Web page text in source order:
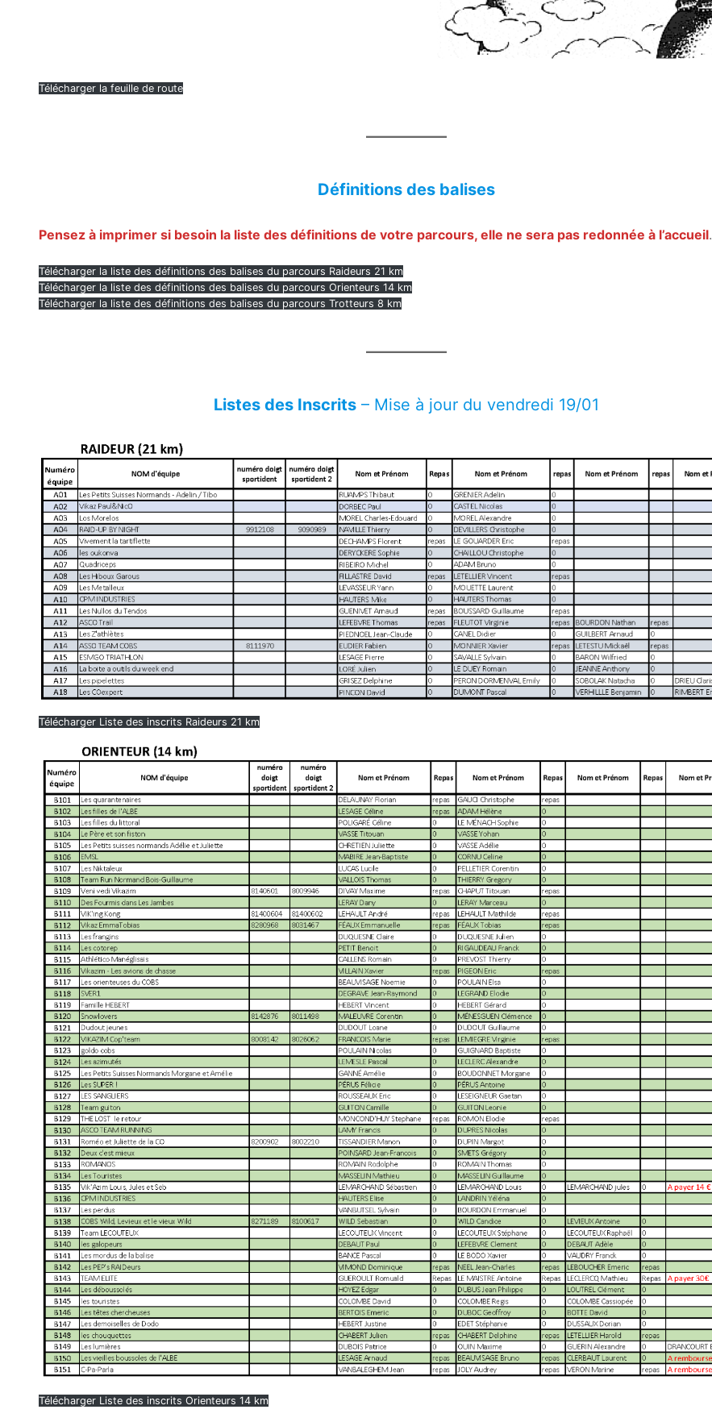
Télécharger la feuille de route
Définitions des balises
Pensez à imprimer si besoin la liste des définitions de votre parcours, elle ne sera pas redonnée à l’accueil.
Télécharger la liste des définitions des balises du parcours Raideurs 21 km
Télécharger la liste des définitions des balises du parcours Orienteurs 14 km
Télécharger la liste des définitions des balises du parcours Trotteurs 8 km
Listes des Inscrits– Mise à jour du vendredi 19/01
Télécharger Liste des inscrits Raideurs 21 km
Télécharger Liste des inscrits Orienteurs 14 km